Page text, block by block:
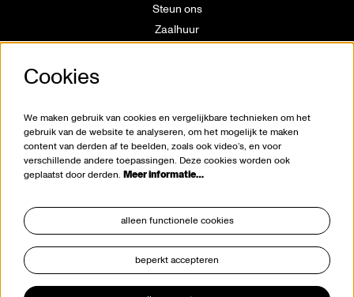
Steun ons
Zaalhuur
Huisregels
Klokkenluiderswet
blijf op de hoogte
Cookies
We maken gebruik van cookies en vergelijkbare technieken om het
gebruik van de website te analyseren, om het mogelijk te maken
content van derden af te beelden, zoals ook video’s, en voor
verschillende andere toepassingen. Deze cookies worden ook
geplaatst door derden. Meer informatie…
alleen functionele cookies
beperkt accepteren